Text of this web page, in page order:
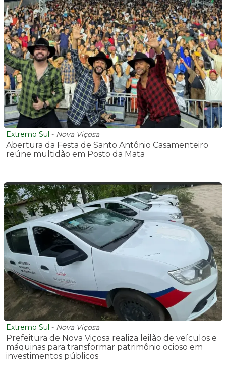
Extremo Sul - Nova Viçosa
Abertura da Festa de Santo Antônio Casamenteiro
reúne multidão em Posto da Mata
Extremo Sul - Nova Viçosa
Prefeitura de Nova Viçosa realiza leilão de veículos e
máquinas para transformar patrimônio ocioso em
investimentos públicos